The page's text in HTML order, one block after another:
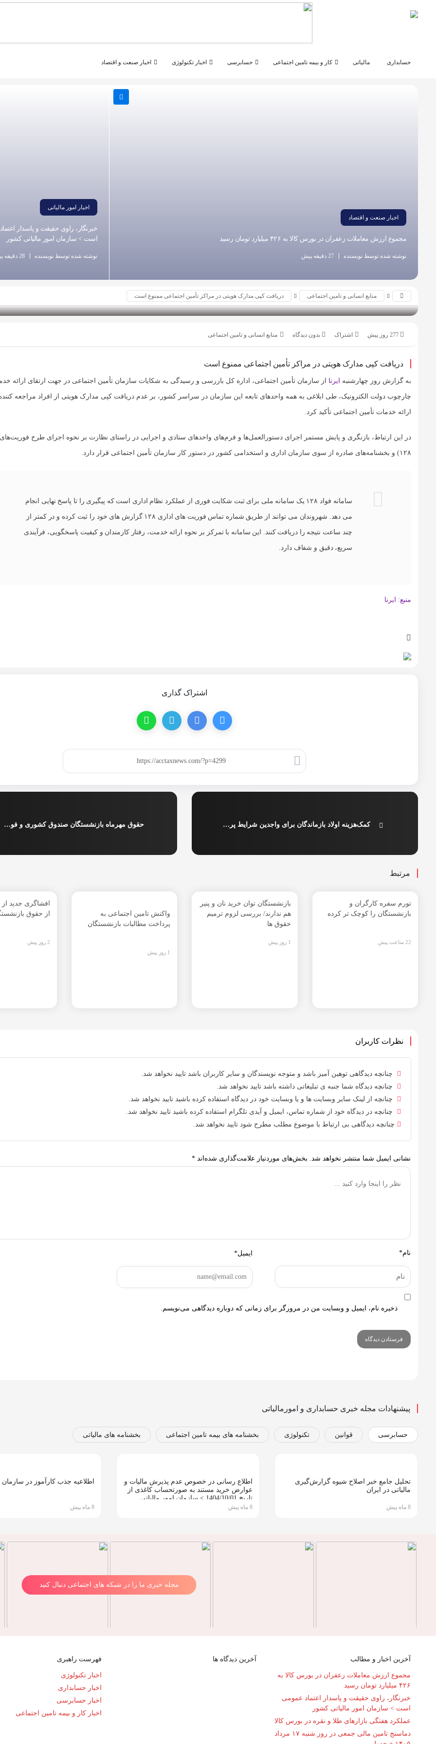
حسابداری مالیاتی کار و بیمه تامین اجتماعی حسابرسی اخبار تکنولوژی اخبار صنعت و اقتصاد
اخبار صنعت و اقتصاد
مجموع ارزش معاملات زعفران در بورس کالا به ۴۲۶ میلیارد تومان رسید
نوشته شده توسط نویسنده 27 دقیقه پیش
اخبار امور مالیاتی
خبرنگار، راوی حقیقت و پاسدار
است > سازمان امور مالیاتی کشور
نوشته شده توسط نویسنده 28 دقیقه پیش
منابع انسانی و تامین اجتماعی دریافت کپی مدارک هویتی در مراکز تأمین اجتماعی ممنوع است بازدید 95
اشتراک گذاری
بدون دیدگاه منابع انسانی و تامین اجتماعی
دریافت کپی مدارک هویتی در مراکز تأمین اجتماعی ممنوع است
به گزارش روز چهارشنبه ایرنا از سازمان تأمین اجتماعی، اداره‌ کل بازرسی و رسیدگی به شکایات سازمان تأمین اجتماعی در جهت ارتقای ارائه
چارچوب دولت الکترونیک، طی ابلاغی به همه واحدهای تابعه این سازمان در سراسر کشور، بر عدم دریافت کپی مدارک هویتی از افراد مراجعه
ارائه خدمات تأمین اجتماعی تأکید کرد.
در این ارتباط، بازنگری و پایش مستمر اجرای دستورالعمل‌ها و فرم‌های واحدهای ستادی و اجرایی در راستای نظارت بر نحوه اجرای طرح فوریت‌های
۱۲۸) و بخشنامه‌های صادره از سوی سازمان اداری و استخدامی کشور در دستور کار سازمان تأمین اجتماعی قرار دارد.
سامانه فواد ۱۲۸ یک سامانه ملی برای ثبت شکایت فوری از عملکرد نظام اداری است که پیگیری را تا پاسخ نهایی انجام
می دهد. شهروندان می توانند از طریق شماره تماس فوریت های اداری ۱۲۸ گزارش های خود را ثبت کرده و در کمتر از
چند ساعت نتیجه را دریافت کنند. این سامانه با تمرکز بر نحوه ارائه خدمت، رفتار کارمندان و کیفیت پاسخگویی، فرآیندی
سریع، دقیق و شفاف دارد.
منبع: ایرنا
اشتراک گذاری
کمک‌هزینه اولاد بازماندگان برای واجدین شرایط پرداخت شده است حقوق مهرماه بازنشستگان صندوق کشوری و فولاد پرداخت شد
مرتبط
تورم سفره کارگران و
بازنشستگان را کوچک تر کرده
22 ساعت پیش
بازنشستگان توان خرید نان و پنیر
هم ندارند/ بررسی لزوم ترمیم
حقوق ها
1 روز پیش
واکنش تامین اجتماعی به
پرداخت مطالبات بازنشستگان
1 روز پیش
افشاگری جدید
از حقوق
2 روز پیش
نظرات کاربران
چنانچه دیدگاهی توهین آمیز باشد و متوجه نویسندگان و سایر کاربران باشد تایید نخواهد شد.
چنانچه دیدگاه شما جنبه ی تبلیغاتی داشته باشد تایید نخواهد شد.
چنانچه از لینک سایر وبسایت ها و یا وبسایت خود در دیدگاه استفاده کرده باشید تایید نخواهد شد.
چنانچه در دیدگاه خود از شماره تماس، ایمیل و آیدی تلگرام استفاده کرده باشید تایید نخواهد شد.
چنانچه دیدگاهی بی ارتباط با موضوع مطلب مطرح شود تایید نخواهد شد.
نشانی ایمیل شما منتشر نخواهد شد. بخش‌های موردنیاز علامت‌گذاری شده‌اند *
نام* ایمیل*
ذخیره نام، ایمیل و وبسایت من در مرورگر برای زمانی که دوباره دیدگاهی می‌نویسم.
پیشنهادات مجله خبری حسابداری و امورمالیاتی
حسابرسی قوانین تکنولوژی بخشنامه های بیمه تامین اجتماعی بخشنامه های مالیاتی
تحلیل جامع خبر اصلاح شیوه گزارش‌گیری
مالیاتی در ایران
8 ماه پیش
اطلاع رسانی در خصوص عدم پذیرش مالیات و
عوارض خرید مستند به صورتحساب کاغذی از
تاریخ 1404/10/01 > سازمان امور مالیاتی
کشور
8 ماه پیش
اطلاعیه جذب کارآموز در
8 ماه پیش
مجله خبری ما را در شبکه های اجتماعی دنبال کنید
آخرین اخبار و مطالب
مجموع ارزش معاملات زعفران در بورس کالا به
۴۲۶ میلیارد تومان رسید
خبرنگار، راوی حقیقت و پاسدار اعتماد عمومی
است > سازمان امور مالیاتی کشور
عملکرد هفتگی بازارهای طلا و نقره در بورس کالا
دماسنج تامین مالی جمعی در روز شنبه ۱۷ مرداد
آخرین دیدگاه ها فهرست راهبری
اخبار تکنولوژی
اخبار حسابداری
اخبار حسابرسی
اخبار کار و بیمه تامین اجتماعی